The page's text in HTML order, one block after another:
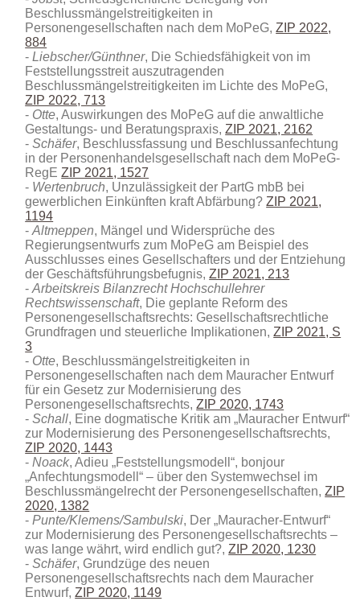
Beschlussmängelstreitigkeiten in
Personengesellschaften nach dem MoPeG,ZIP 2022,
884
Liebscher/Günthner, Die Schiedsfähigkeit von im
Feststellungsstreit auszutragenden
Beschlussmängelstreitigkeiten im Lichte des MoPeG,
ZIP 2022, 713
Otte, Auswirkungen des MoPeG auf die anwaltliche
Gestaltungs- und Beratungspraxis,ZIP 2021, 2162
Schäfer, Beschlussfassung und Beschlussanfechtung
in der Personenhandelsgesellschaft nach dem MoPeG-
RegEZIP 2021, 1527
Wertenbruch, Unzulässigkeit der PartG mbB bei
gewerblichen Einkünften kraft Abfärbung?ZIP 2021,
1194
Altmeppen, Mängel und Widersprüche des
Regierungsentwurfs zum MoPeG am Beispiel des
Ausschlusses eines Gesellschafters und der Entziehung
der Geschäftsführungsbefugnis,ZIP 2021, 213
Arbeitskreis Bilanzrecht Hochschullehrer
Rechtswissenschaft, Die geplante Reform des
Personengesellschaftsrechts: Gesellschaftsrechtliche
Grundfragen und steuerliche Implikationen,ZIP 2021, S
3
Otte, Beschlussmängelstreitigkeiten in
Personengesellschaften nach dem Mauracher Entwurf
für ein Gesetz zur Modernisierung des
Personengesellschaftsrechts,ZIP 2020, 1743
Schall, Eine dogmatische Kritik am „Mauracher Entwurf“
zur Modernisierung des Personengesellschaftsrechts,
ZIP 2020, 1443
Noack, Adieu „Feststellungsmodell“, bonjour
„Anfechtungsmodell“ – über den Systemwechsel im
Beschlussmängelrecht der Personengesellschaften,ZIP
2020, 1382
Punte/Klemens/Sambulski, Der „Mauracher-Entwurf“
zur Modernisierung des Personengesellschaftsrechts –
was lange währt, wird endlich gut?,ZIP 2020, 1230
Schäfer, Grundzüge des neuen
Personengesellschaftsrechts nach dem Mauracher
Entwurf,ZIP 2020, 1149